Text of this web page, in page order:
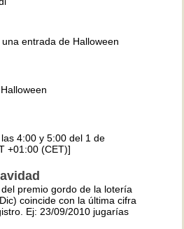
entrada de Halloween
4:00 y 5:00 del 1 de
+01:00 (CET)]
premio gordo de la lotería
coincide con la última cifra
Ej: 23/09/2010 jugarías